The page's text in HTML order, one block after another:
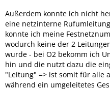
Außerdem konnte ich nicht
eine netzinterne
konnte ich meine
wodurch keine der 2
wurde - bei O2 bekomm ich
hin und die nutzt dazu die
"Leitung" => ist somit für alle
während ein umgeleitetes